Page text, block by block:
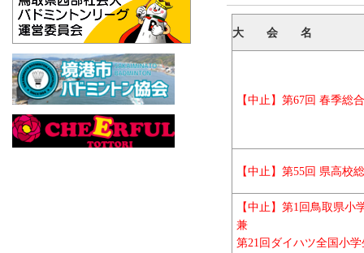
大 会 名
【中止】第67回 春季総
【中止】第55回 県高校
【中止】 第1回鳥取県小
兼
第21回ダイハツ全国小